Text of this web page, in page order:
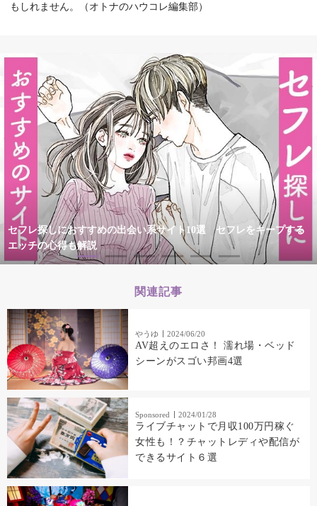
もしれません。（オトナのハウコレ編集部）
セフレ探しにおすすめの出会い系サイト10選 セフレをキープする
エッチの心得も解説
関連記事
やうゆ 2024/06/20
AV超えのエロさ！ 濡れ場・ベッド
シーンがスゴい邦画4選
Sponsored 2024/01/28
ライブチャットで月収100万円稼ぐ
女性も！？チャットレディや配信が
できるサイト６選